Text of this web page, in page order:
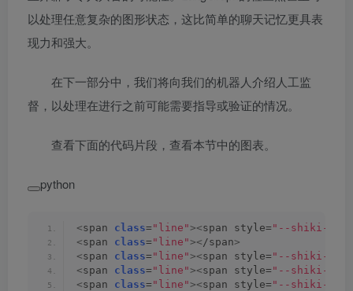
以处理任意复杂的图形状态，这比简单的聊天记忆更具表
现力和强大。
在下一部分中，我们将向我们的机器人介绍人工监
督，以处理在进行之前可能需要指导或验证的情况。
查看下面的代码片段，查看本节中的图表。
python
<span class= "line"><span style= "--shiki-
<span class= "line">< /span>
<span class= "line"><span style= "--shiki-
<span class= "line"><span style= "--shiki-
<span class= "line"><span style= "--shiki-